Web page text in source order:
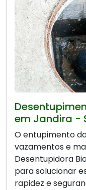
em Jandira -
O entupimento
vazamentos e
Desentupidora
para solucionar
rapidez e